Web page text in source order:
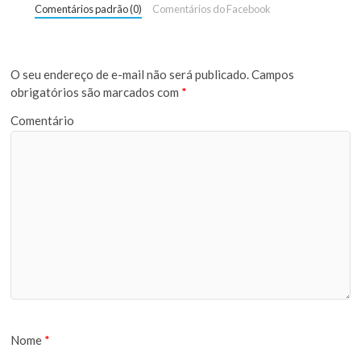
Comentários padrão (0) Comentários do Facebook
O seu endereço de e-mail não será publicado.Campos
obrigatórios são marcados com *
Comentário
Nome *